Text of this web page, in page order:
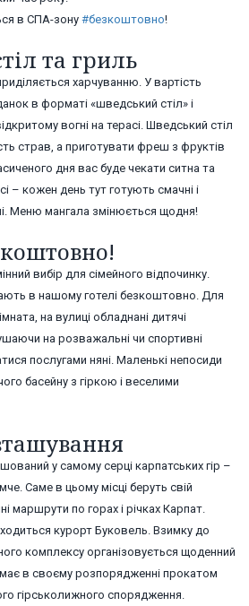
в СПА-зону #безкоштовно!
та гриль
харчуванню. У вартість
в форматі «шведський стіл» і
вогні на терасі. Шведський стіл
страв, а приготувати фреш з фруктів
дня вас буде чекати ситна та
– кожен день тут готують смачні і
Меню мангала змінюється щодня!
вибір для сімейного відпочинку.
в нашому готелі безкоштовно. Для
на вулиці обладнані дитячі
на розважальні чи спортивні
послугами няні. Маленькі непосиди
басейну з гіркою і веселими
у самому серці карпатських гір –
Саме в цьому місці беруть свій
маршрути по горах і річках Карпат.
курорт Буковель. Взимку до
комплексу організовується щоденний
в своєму розпорядженні прокатом
гірськолижного спорядження.